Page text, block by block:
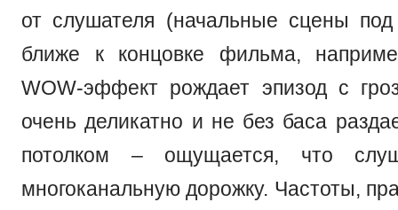
от слушателя (начальные сцены
ближе к концовке фильма,
WOW-эффект рождает эпизод с
очень деликатно и не без баса
потолком – ощущается, что
многоканальную дорожку. Частоты,